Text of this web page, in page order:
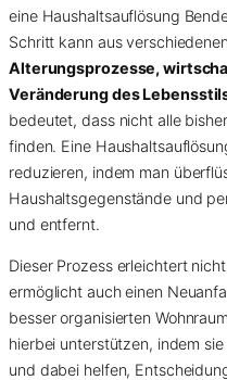
eine Haushaltsauflösung
Schritt kann aus
Alterungsprozesse,
Veränderung des
bedeutet, dass nicht alle
finden. Eine
reduzieren, indem man
Haushaltsgegenstände und
und entfernt.
Dieser Prozess erleichtert
ermöglicht auch einen
besser organisierten
hierbei unterstützen, indem
und dabei helfen,